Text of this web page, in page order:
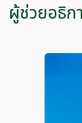
ผู้ช่วยอธิก